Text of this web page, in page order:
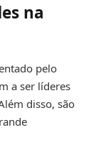
na
pelo
a ser líderes
disso, são